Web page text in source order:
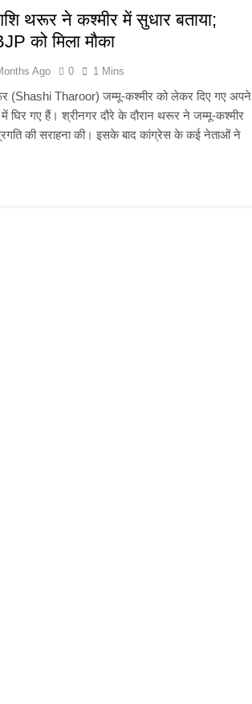
थरूर ने कश्मीर में सुधार बताया;
को मिला मौका
Ago 0 1 Mins
(Shashi Tharoor) जम्मू-कश्मीर को लेकर दिए गए अपने
में घिर गए हैं। श्रीनगर दौरे के दौरान थरूर ने जम्मू-कश्मीर
प्रगति की सराहना की। इसके बाद कांग्रेस के कई नेताओं ने